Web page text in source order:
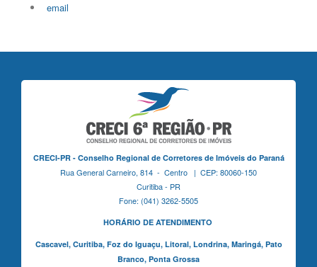
email
CRECI-PR - Conselho Regional de Corretores de Imóveis do Paraná
Rua General Carneiro, 814 - Centro | CEP: 80060-150
Curitiba - PR
Fone: (041) 3262-5505
HORÁRIO DE ATENDIMENTO
Cascavel, Curitiba,Foz do Iguaçu, Litoral, Londrina, Maringá, Pato
Branco, Ponta Grossa